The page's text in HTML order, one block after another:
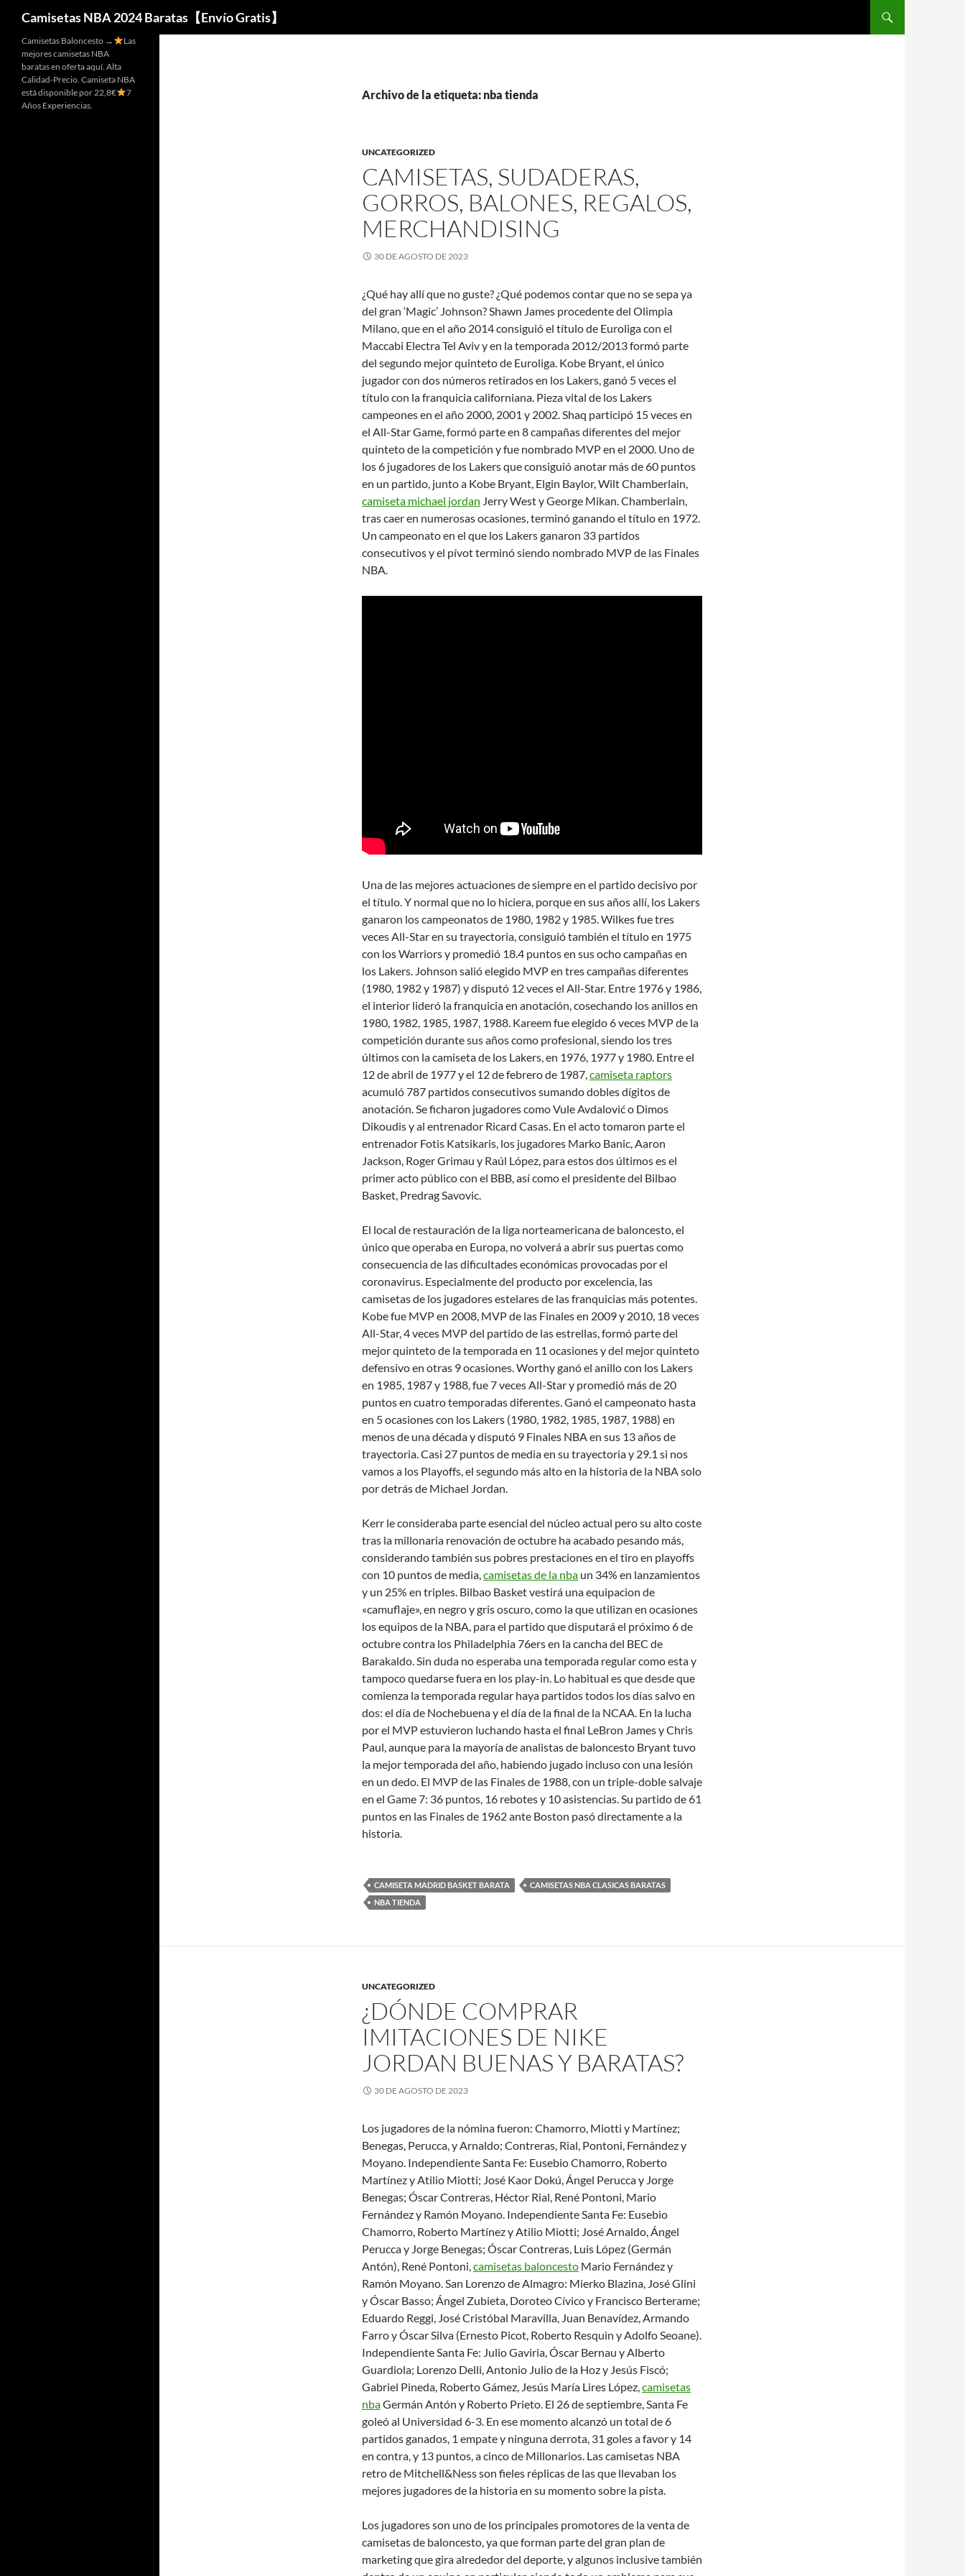
Camisetas NBA 2024 Baratas【Envío Gratis】
Archivo de la etiqueta: nba tienda
UNCATEGORIZED
CAMISETAS, SUDADERAS,
GORROS, BALONES, REGALOS,
MERCHANDISING
30 DE AGOSTO DE 2023
¿Qué hay allí que no guste? ¿Qué podemos contar que no se sepa ya
del gran ‘Magic’ Johnson? Shawn James procedente del Olimpia
Milano, que en el año 2014 consiguió el título de Euroliga con el
Maccabi Electra Tel Aviv y en la temporada 2012/2013 formó parte
del segundo mejor quinteto de Euroliga. Kobe Bryant, el único
jugador con dos números retirados en los Lakers, ganó 5 veces el
título con la franquicia californiana. Pieza vital de los Lakers
campeones en el año 2000, 2001 y 2002. Shaq participó 15 veces en
el All-Star Game, formó parte en 8 campañas diferentes del mejor
quinteto de la competición y fue nombrado MVP en el 2000. Uno de
los 6 jugadores de los Lakers que consiguió anotar más de 60 puntos
en un partido, junto a Kobe Bryant, Elgin Baylor, Wilt Chamberlain,
camiseta michael jordan Jerry West y George Mikan. Chamberlain,
tras caer en numerosas ocasiones, terminó ganando el título en 1972.
Un campeonato en el que los Lakers ganaron 33 partidos
consecutivos y el pívot terminó siendo nombrado MVP de las Finales
NBA.
Una de las mejores actuaciones de siempre en el partido decisivo por
el título. Y normal que no lo hiciera, porque en sus años allí, los Lakers
ganaron los campeonatos de 1980, 1982 y 1985. Wilkes fue tres
veces All-Star en su trayectoria, consiguió también el título en 1975
con los Warriors y promedió 18.4 puntos en sus ocho campañas en
los Lakers. Johnson salió elegido MVP en tres campañas diferentes
(1980, 1982 y 1987) y disputó 12 veces el All-Star. Entre 1976 y 1986,
el interior lideró la franquicia en anotación, cosechando los anillos en
1980, 1982, 1985, 1987, 1988. Kareem fue elegido 6 veces MVP de la
competición durante sus años como profesional, siendo los tres
últimos con la camiseta de los Lakers, en 1976, 1977 y 1980. Entre el
12 de abril de 1977 y el 12 de febrero de 1987,camiseta raptors
acumuló 787 partidos consecutivos sumando dobles dígitos de
anotación. Se ficharon jugadores como Vule Avdalović o Dimos
Dikoudis y al entrenador Ricard Casas. En el acto tomaron parte el
entrenador Fotis Katsikaris, los jugadores Marko Banic, Aaron
Jackson, Roger Grimau y Raúl López, para estos dos últimos es el
primer acto público con el BBB, así como el presidente del Bilbao
Basket, Predrag Savovic.
El local de restauración de la liga norteamericana de baloncesto, el
único que operaba en Europa, no volverá a abrir sus puertas como
consecuencia de las dificultades económicas provocadas por el
coronavirus. Especialmente del producto por excelencia, las
camisetas de los jugadores estelares de las franquicias más potentes.
Kobe fue MVP en 2008, MVP de las Finales en 2009 y 2010, 18 veces
All-Star, 4 veces MVP del partido de las estrellas, formó parte del
mejor quinteto de la temporada en 11 ocasiones y del mejor quinteto
defensivo en otras 9 ocasiones. Worthy ganó el anillo con los Lakers
en 1985, 1987 y 1988, fue 7 veces All-Star y promedió más de 20
puntos en cuatro temporadas diferentes. Ganó el campeonato hasta
en 5 ocasiones con los Lakers (1980, 1982, 1985, 1987, 1988) en
menos de una década y disputó 9 Finales NBA en sus 13 años de
trayectoria. Casi 27 puntos de media en su trayectoria y 29.1 si nos
vamos a los Playoffs, el segundo más alto en la historia de la NBA solo
por detrás de Michael Jordan.
Kerr le consideraba parte esencial del núcleo actual pero su alto coste
tras la millonaria renovación de octubre ha acabado pesando más,
considerando también sus pobres prestaciones en el tiro en playoffs
con 10 puntos de media,camisetas de la nba un 34% en lanzamientos
y un 25% en triples. Bilbao Basket vestirá una equipacion de
«camuflaje», en negro y gris oscuro, como la que utilizan en ocasiones
los equipos de la NBA, para el partido que disputará el próximo 6 de
octubre contra los Philadelphia 76ers en la cancha del BEC de
Barakaldo. Sin duda no esperaba una temporada regular como esta y
tampoco quedarse fuera en los play-in. Lo habitual es que desde que
comienza la temporada regular haya partidos todos los días salvo en
dos: el día de Nochebuena y el día de la final de la NCAA. En la lucha
por el MVP estuvieron luchando hasta el final LeBron James y Chris
Paul, aunque para la mayoría de analistas de baloncesto Bryant tuvo
la mejor temporada del año, habiendo jugado incluso con una lesión
en un dedo. El MVP de las Finales de 1988, con un triple-doble salvaje
en el Game 7: 36 puntos, 16 rebotes y 10 asistencias. Su partido de 61
puntos en las Finales de 1962 ante Boston pasó directamente a la
historia.
CAMISETA MADRID BASKET BARATA
CAMISETAS NBA CLASICAS BARATAS
NBA TIENDA
UNCATEGORIZED
¿DÓNDE COMPRAR
IMITACIONES DE NIKE
JORDAN BUENAS Y BARATAS?
30 DE AGOSTO DE 2023
Los jugadores de la nómina fueron: Chamorro, Miotti y Martínez;
Benegas, Perucca, y Arnaldo; Contreras, Rial, Pontoni, Fernández y
Moyano. Independiente Santa Fe: Eusebio Chamorro, Roberto
Martínez y Atilio Miotti; José Kaor Dokú, Ángel Perucca y Jorge
Benegas; Óscar Contreras, Héctor Rial, René Pontoni, Mario
Fernández y Ramón Moyano. Independiente Santa Fe: Eusebio
Chamorro, Roberto Martínez y Atilio Miotti; José Arnaldo, Ángel
Perucca y Jorge Benegas; Óscar Contreras, Luis López (Germán
Antón), René Pontoni,camisetas baloncesto Mario Fernández y
Ramón Moyano. San Lorenzo de Almagro: Mierko Blazina, José Glini
y Óscar Basso; Ángel Zubieta, Doroteo Cívico y Francisco Berterame;
Eduardo Reggi, José Cristóbal Maravilla, Juan Benavídez, Armando
Farro y Óscar Silva (Ernesto Picot, Roberto Resquin y Adolfo Seoane).
Independiente Santa Fe: Julio Gaviria, Óscar Bernau y Alberto
Guardiola; Lorenzo Delli, Antonio Julio de la Hoz y Jesús Fiscó;
Gabriel Pineda, Roberto Gámez, Jesús María Lires López,camisetas
nbaGermán Antón y Roberto Prieto. El 26 de septiembre, Santa Fe
goleó al Universidad 6-3. En ese momento alcanzó un total de 6
partidos ganados, 1 empate y ninguna derrota, 31 goles a favor y 14
en contra, y 13 puntos, a cinco de Millonarios. Las camisetas NBA
retro de Mitchell&Ness son fieles réplicas de las que llevaban los
mejores jugadores de la historia en su momento sobre la pista.
Los jugadores son uno de los principales promotores de la venta de
camisetas de baloncesto, ya que forman parte del gran plan de
marketing que gira alrededor del deporte, y algunos inclusive también
Camisetas Baloncesto →
Las
mejores camisetas NBA
baratas en oferta aquí. Alta
Calidad-Precio. Camiseta NBA
está disponible por 22,8€
7
Años Experiencias.